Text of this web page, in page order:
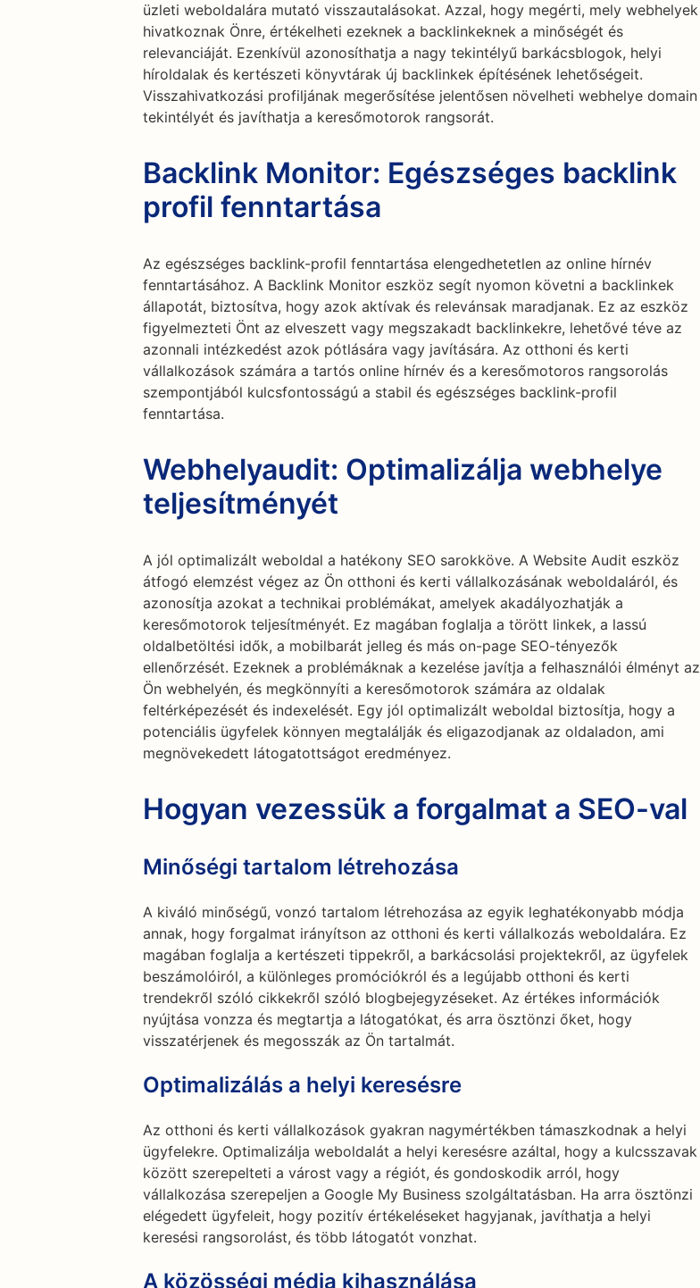
üzleti weboldalára mutató visszautalásokat. Azzal, hogy megérti, mely webhelyek
hivatkoznak Önre, értékelheti ezeknek a backlinkeknek a minőségét és
relevanciáját. Ezenkívül azonosíthatja a nagy tekintélyű barkácsblogok, helyi
híroldalak és kertészeti könyvtárak új backlinkek építésének lehetőségeit.
Visszahivatkozási profiljának megerősítése jelentősen növelheti webhelye domain
tekintélyét és javíthatja a keresőmotorok rangsorát.
Backlink Monitor: Egészséges backlink
profil fenntartása
Az egészséges backlink-profil fenntartása elengedhetetlen az online hírnév
fenntartásához. A Backlink Monitor eszköz segít nyomon követni a backlinkek
állapotát, biztosítva, hogy azok aktívak és relevánsak maradjanak. Ez az eszköz
figyelmezteti Önt az elveszett vagy megszakadt backlinkekre, lehetővé téve az
azonnali intézkedést azok pótlására vagy javítására. Az otthoni és kerti
vállalkozások számára a tartós online hírnév és a keresőmotoros rangsorolás
szempontjából kulcsfontosságú a stabil és egészséges backlink-profil
fenntartása.
Webhelyaudit: Optimalizálja webhelye
teljesítményét
A jól optimalizált weboldal a hatékony SEO sarokköve. A Website Audit eszköz
átfogó elemzést végez az Ön otthoni és kerti vállalkozásának weboldaláról, és
azonosítja azokat a technikai problémákat, amelyek akadályozhatják a
keresőmotorok teljesítményét. Ez magában foglalja a törött linkek, a lassú
oldalbetöltési idők, a mobilbarát jelleg és más on-page SEO-tényezők
ellenőrzését. Ezeknek a problémáknak a kezelése javítja a felhasználói élményt az
Ön webhelyén, és megkönnyíti a keresőmotorok számára az oldalak
feltérképezését és indexelését. Egy jól optimalizált weboldal biztosítja, hogy a
potenciális ügyfelek könnyen megtalálják és eligazodjanak az oldaladon, ami
megnövekedett látogatottságot eredményez.
Hogyan vezessük a forgalmat a SEO-val
Minőségi tartalom létrehozása
A kiváló minőségű, vonzó tartalom létrehozása az egyik leghatékonyabb módja
annak, hogy forgalmat irányítson az otthoni és kerti vállalkozás weboldalára. Ez
magában foglalja a kertészeti tippekről, a barkácsolási projektekről, az ügyfelek
beszámolóiról, a különleges promóciókról és a legújabb otthoni és kerti
trendekről szóló cikkekről szóló blogbejegyzéseket. Az értékes információk
nyújtása vonzza és megtartja a látogatókat, és arra ösztönzi őket, hogy
visszatérjenek és megosszák az Ön tartalmát.
Optimalizálás a helyi keresésre
Az otthoni és kerti vállalkozások gyakran nagymértékben támaszkodnak a helyi
ügyfelekre. Optimalizálja weboldalát a helyi keresésre azáltal, hogy a kulcsszavak
között szerepelteti a várost vagy a régiót, és gondoskodik arról, hogy
vállalkozása szerepeljen a Google My Business szolgáltatásban. Ha arra ösztönzi
elégedett ügyfeleit, hogy pozitív értékeléseket hagyjanak, javíthatja a helyi
keresési rangsorolást, és több látogatót vonzhat.
A közösségi média kihasználása